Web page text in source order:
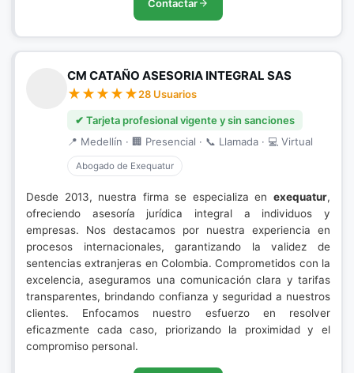
Contactar
CM CATAÑO ASESORIA INTEGRAL SAS
28 Usuarios
✔ Tarjeta profesional vigente y sin sanciones
📍 Medellín · 🏢 Presencial · 📞 Llamada · 💻 Virtual
Abogado de Exequatur
Desde 2013, nuestra firma se especializa en exequatur,
ofreciendo asesoría jurídica integral a individuos y
empresas. Nos destacamos por nuestra experiencia en
procesos internacionales, garantizando la validez de
sentencias extranjeras en Colombia. Comprometidos con la
excelencia, aseguramos una comunicación clara y tarifas
transparentes, brindando confianza y seguridad a nuestros
clientes. Enfocamos nuestro esfuerzo en resolver
eficazmente cada caso, priorizando la proximidad y el
compromiso personal.